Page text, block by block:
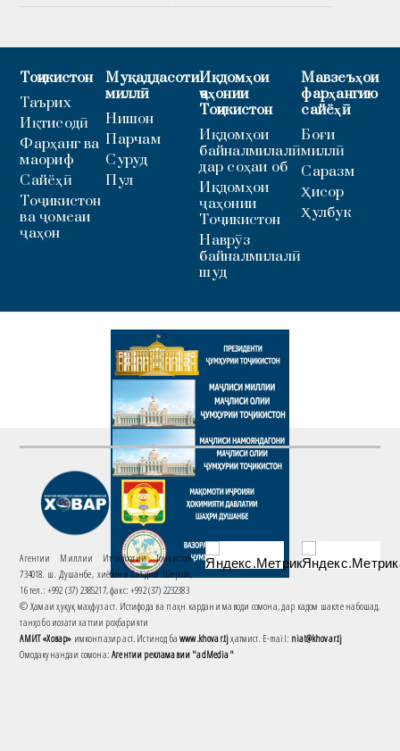
Тоҷикистон
Таърих
Иқтисодӣ
Фарҳанг ва
маориф
Сайёҳӣ
Тоҷикистон
ва ҷомеаи
ҷаҳон
Муқаддасоти
миллӣ
Нишон
Парчам
Суруд
Пул
Иқдомҳои
ҷаҳонии
Тоҷикистон
Иқдомҳои
байналмилалӣ
дар соҳаи об
Иқдомҳои
ҷаҳонии
Тоҷикистон
Наврӯз
байналмилалӣ
шуд
Мавзеъҳои
фарҳангию
сайёҳӣ
Боғи
миллӣ
Саразм
Ҳисор
Ҳулбук
Агентии Миллии Иттилоотии Тоҷикистон
734018. ш. Душанбе, хиёбони Саъдии Шерозӣ,
16 тел.: +992 (37) 2385217, факс: +992 (37) 2232383
© Ҳамаи ҳуқуқ маҳфуз аст. Истифода ва паҳн кардани маводи сомона, дар кадом шакле набошад,
танҳо бо иҷозати хаттии роҳбарияти
АМИТ «Ховар» имконпазир аст. Истинод баwww.khovar.tjҳатмист. E-mail: niat@khovar.tj
Омодакунандаи сомона:Агентии рекламавии "adMedia"